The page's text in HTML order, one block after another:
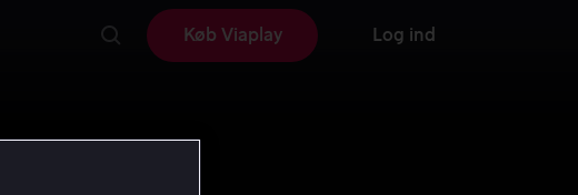
Køb Viaplay Log ind